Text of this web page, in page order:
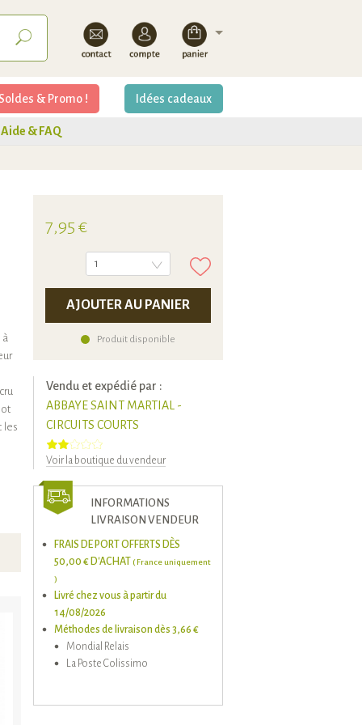
Idées cadeaux
Soldes & Promo !
Aide & FAQ
à
les
7,95 €
1
AJOUTER AU PANIER
Produit disponible
Vendu et expédié par :
ABBAYE SAINT MARTIAL -
CIRCUITS COURTS
Voir la boutique du vendeur
INFORMATIONS
LIVRAISON VENDEUR
FRAIS DE PORT OFFERTS DÈS
50,00 € D'ACHAT
( France uniquement
)
Livré chez vous à partir du
14/08/2026
Méthodes de livraison dès 3,66 €
Mondial Relais
La Poste Colissimo